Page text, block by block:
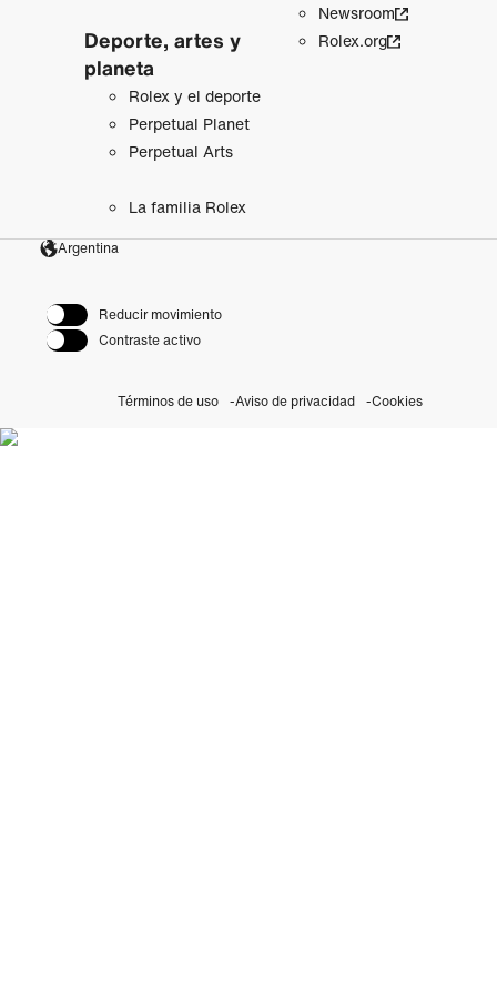
Deporte, artes y
planeta
Rolex y el deporte
Perpetual Planet
Perpetual Arts
La familia Rolex
Newsroom
Rolex.org
Argentina
Reducir movimiento
Contraste activo
Términos de uso Aviso de privacidad Cookies